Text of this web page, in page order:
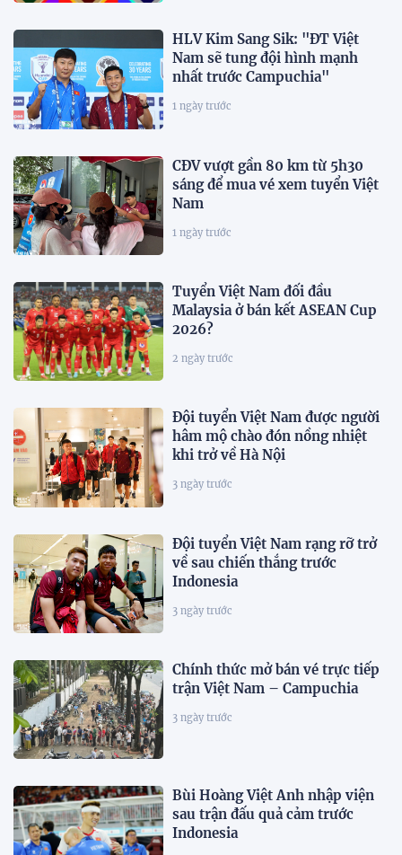
HLV Kim Sang Sik: "ĐT Việt
Nam sẽ tung đội hình mạnh
nhất trước Campuchia"
1 ngày trước
CĐV vượt gần 80 km từ 5h30
sáng để mua vé xem tuyển Việt
Nam
1 ngày trước
Tuyển Việt Nam đối đầu
Malaysia ở bán kết ASEAN Cup
2026?
2 ngày trước
Đội tuyển Việt Nam được người
hâm mộ chào đón nồng nhiệt
khi trở về Hà Nội
3 ngày trước
Đội tuyển Việt Nam rạng rỡ trở
về sau chiến thắng trước
Indonesia
3 ngày trước
Chính thức mở bán vé trực tiếp
trận Việt Nam – Campuchia
3 ngày trước
Bùi Hoàng Việt Anh nhập viện
sau trận đấu quả cảm trước
Indonesia